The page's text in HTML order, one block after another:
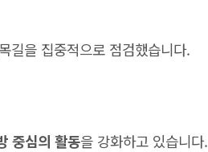
길을 집중적으로 점검했습니다.
중심의 활동을 강화하고 있습니다.